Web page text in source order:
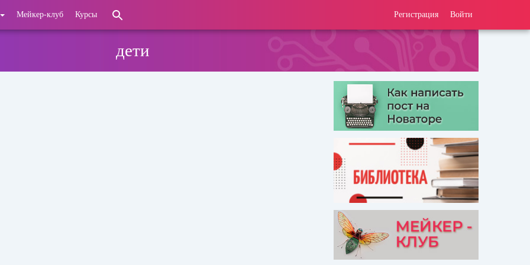
Регистрация Войти
Мейкер-клуб Курсы
дети